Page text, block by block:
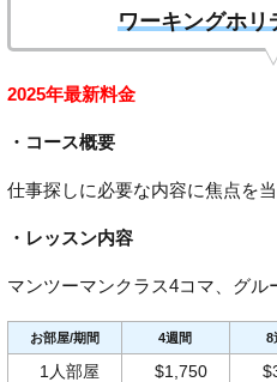
ワーキングホリ
2025年最新料金
・コース概要
仕事探しに必要な内容に焦点を
・レッスン内容
マンツーマンクラス4コマ、グル
お部屋/期間 4週間 8
1人部屋 $1,750